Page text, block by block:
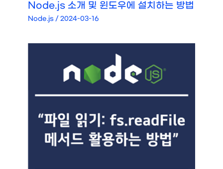
Node.js 소개 및 윈도우에 설치하는 방법
Node.js /2024-03-16